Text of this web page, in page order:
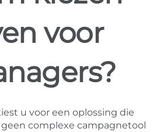
voor
u voor een oplossing die
complexe campagnetool